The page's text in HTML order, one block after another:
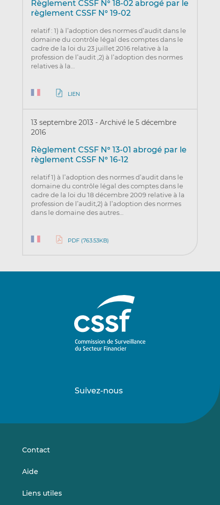
Règlement CSSF N° 18-02 abrogé par le
règlement CSSF N° 19-02
relatif : 1) à l’adoption des normes d’audit dans le
domaine du contrôle légal des comptes dans le
cadre de la loi du 23 juillet 2016 relative à la
profession de l’audit ,2) à l’adoption des normes
relatives à la…
LIEN
13 septembre 2013 - Archivé le 5 décembre
2016
Règlement CSSF N° 13-01 abrogé par le
règlement CSSF N° 16-12
relatif 1) à l’adoption des normes d’audit dans le
domaine du contrôle légal des comptes dans le
cadre de la loi du 18 décembre 2009 relative à la
profession de l’audit,2) à l’adoption des normes
dans le domaine des autres…
PDF (763.53KB)
Suivez-nous
sursur
Contact
Aide
Liens utiles